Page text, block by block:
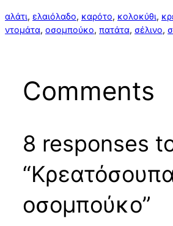
αλάτι, ελαιόλαδο, καρότο, κολοκύθι,
ντομάτα, οσομπούκο, πατάτα, σέλινο,
Comments
8 responses
οσομπούκο”